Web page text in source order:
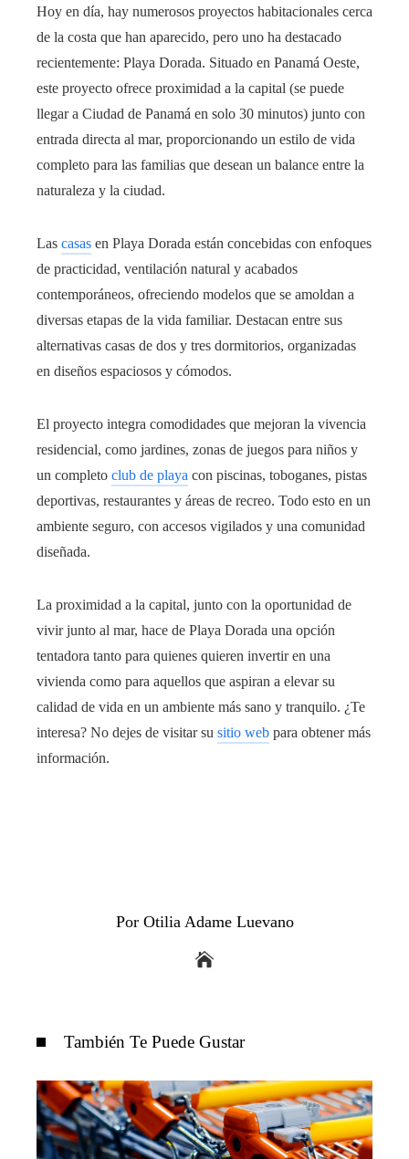
Hoy en día, hay numerosos proyectos habitacionales cerca
de la costa que han aparecido, pero uno ha destacado
recientemente: Playa Dorada. Situado en Panamá Oeste,
este proyecto ofrece proximidad a la capital (se puede
llegar a Ciudad de Panamá en solo 30 minutos) junto con
entrada directa al mar, proporcionando un estilo de vida
completo para las familias que desean un balance entre la
naturaleza y la ciudad.
Las casas en Playa Dorada están concebidas con enfoques
de practicidad, ventilación natural y acabados
contemporáneos, ofreciendo modelos que se amoldan a
diversas etapas de la vida familiar. Destacan entre sus
alternativas casas de dos y tres dormitorios, organizadas
en diseños espaciosos y cómodos.
El proyecto integra comodidades que mejoran la vivencia
residencial, como jardines, zonas de juegos para niños y
un completo club de playa con piscinas, toboganes, pistas
deportivas, restaurantes y áreas de recreo. Todo esto en un
ambiente seguro, con accesos vigilados y una comunidad
diseñada.
La proximidad a la capital, junto con la oportunidad de
vivir junto al mar, hace de Playa Dorada una opción
tentadora tanto para quienes quieren invertir en una
vivienda como para aquellos que aspiran a elevar su
calidad de vida en un ambiente más sano y tranquilo. ¿Te
interesa? No dejes de visitar su sitio web para obtener más
información.
Por Otilia Adame Luevano
También Te Puede Gustar